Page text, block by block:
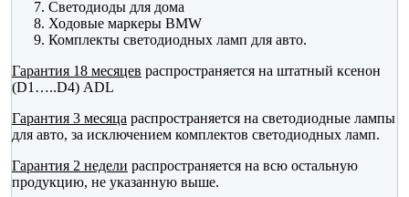
Светодиоды для дома
Ходовые маркеры BMW
Комплекты светодиодных ламп для авто.
Гарантия 18 месяцев распространяется на штатный ксенон
(D1…..D4) ADL
Гарантия 3 месяца распространяется на светодиодные лампы
для авто, за исключением комплектов светодиодных ламп.
Гарантия 2 недели распространяется на всю остальную
продукцию, не указанную выше.